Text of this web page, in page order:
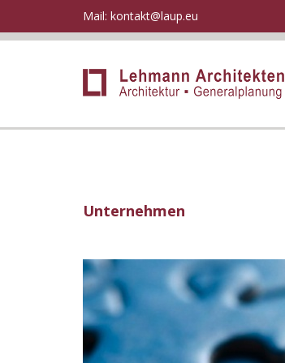
Mail: kontakt@laup.eu
Unternehmen